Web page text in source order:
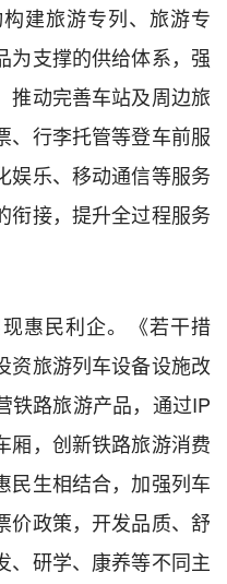
建旅游专列、旅游专
为支撑的供给体系，强
推动完善车站及周边旅
、行李托管等登车前服
娱乐、移动通信等服务
衔接，提升全过程服务
惠民利企。《若干措
资旅游列车设备设施改
铁路旅游产品，通过IP
厢，创新铁路旅游消费
民生相结合，加强列车
价政策，开发品质、舒
、研学、康养等不同主